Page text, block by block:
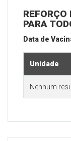
PARA
Data de
Unidade
Nenhum